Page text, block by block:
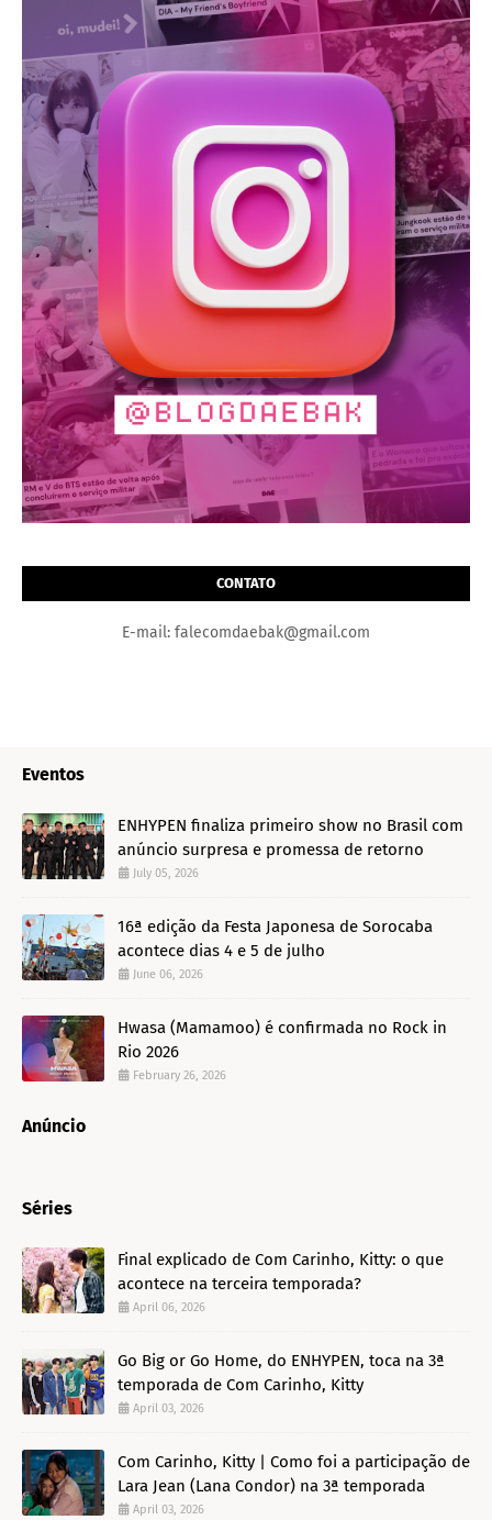
CONTATO
E-mail: falecomdaebak@gmail.com
Eventos
ENHYPEN finaliza primeiro show no Brasil com
anúncio surpresa e promessa de retorno
July 05, 2026
16ª edição da Festa Japonesa de Sorocaba
acontece dias 4 e 5 de julho
June 06, 2026
Hwasa (Mamamoo) é confirmada no Rock in
Rio 2026
February 26, 2026
Anúncio
Séries
Final explicado de Com Carinho, Kitty: o que
acontece na terceira temporada?
April 06, 2026
Go Big or Go Home, do ENHYPEN, toca na 3ª
temporada de Com Carinho, Kitty
April 03, 2026
Com Carinho, Kitty | Como foi a participação de
Lara Jean (Lana Condor) na 3ª temporada
April 03, 2026